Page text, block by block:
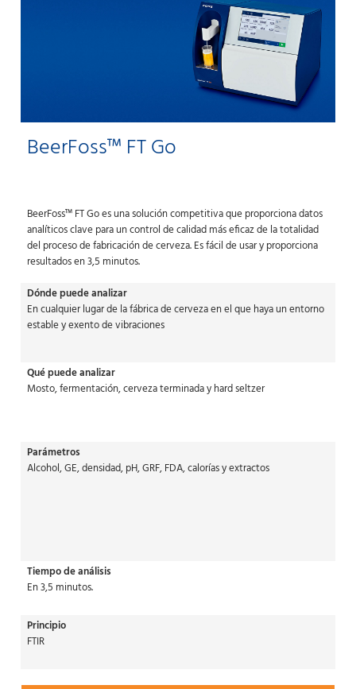
BeerFoss™ FT Go
BeerFoss™ FT Go es una solución competitiva que proporciona datos
analíticos clave para un control de calidad más eficaz de la totalidad
del proceso de fabricación de cerveza. Es fácil de usar y proporciona
resultados en 3,5 minutos.
Dónde puede analizar
En cualquier lugar de la fábrica de cerveza en el que haya un entorno
estable y exento de vibraciones
Qué puede analizar
Mosto, fermentación, cerveza terminada y hard seltzer
Parámetros
Alcohol, GE, densidad, pH, GRF, FDA, calorías y extractos
Tiempo de análisis
En 3,5 minutos.
Principio
FTIR